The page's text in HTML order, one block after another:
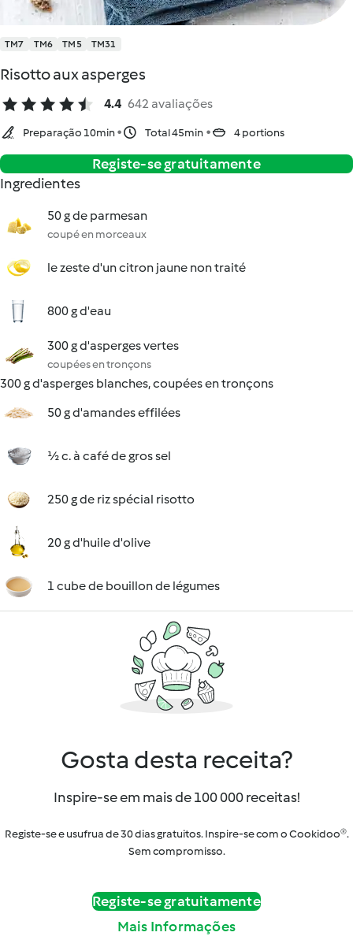
TM7 TM6 TM5 TM31
Risotto aux asperges
4.4 642 avaliações
Preparação 10min Total 45min 4 portions
Registe-se gratuitamente
Ingredientes
50 g de parmesan
coupé en morceaux
le zeste d'un citron jaune non traité
800 g d'eau
300 g d'asperges vertes
coupées en tronçons
300 g d'asperges blanches, coupées en tronçons
50 g d'amandes effilées
½ c. à café de gros sel
250 g de riz spécial risotto
20 g d'huile d'olive
1 cube de bouillon de légumes
Gosta desta receita?
Inspire-se em mais de 100 000 receitas!
Registe-se e usufrua de 30 dias gratuitos. Inspire-se com o Cookidoo®.
Sem compromisso.
Registe-se gratuitamente
Mais Informações